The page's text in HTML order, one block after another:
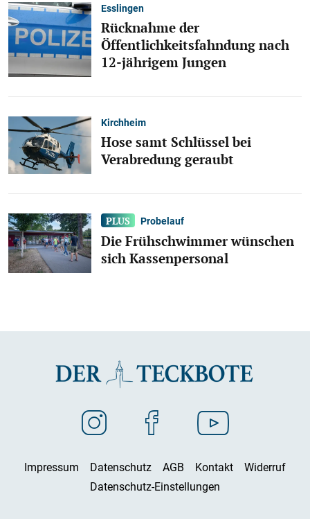
Esslingen
Rücknahme der
Öffentlichkeitsfahndung nach
12-jährigem Jungen
Kirchheim
Hose samt Schlüssel bei
Verabredung geraubt
Probelauf
Die Frühschwimmer wünschen
sich Kassenpersonal
Impressum Datenschutz AGB Kontakt
Widerruf
Datenschutz-Einstellungen